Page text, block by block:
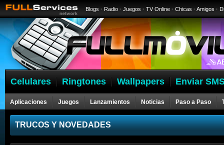
Blogs · Radio · Juegos · TV Online · Chicas · Amigos ·
Celulares Ringtones Wallpapers Enviar
Aplicaciones Juegos Lanzamientos Noticias Paso a Paso
Celulares
TRUCOS Y NOVEDADES